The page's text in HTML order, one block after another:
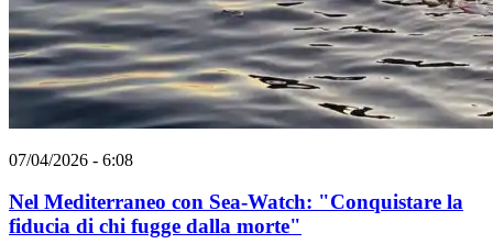
07/04/2026 - 6:08
Nel Mediterraneo con Sea-Watch: "Conquistare la
fiducia di chi fugge dalla morte"